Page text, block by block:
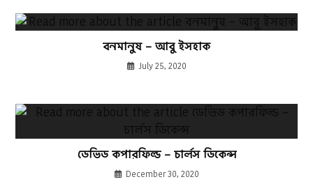
বনমানুষ – আবু ইসহাক
July 25, 2020
ডেভিড কপারফিল্ড – চার্লস ডিকেন্স
December 30, 2020